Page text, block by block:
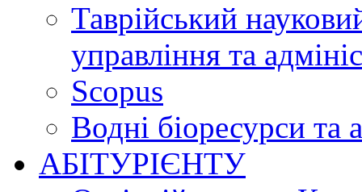
Таврійський
управління та
Scopus
Водні біоресурси та
АБІТУРІЄНТУ